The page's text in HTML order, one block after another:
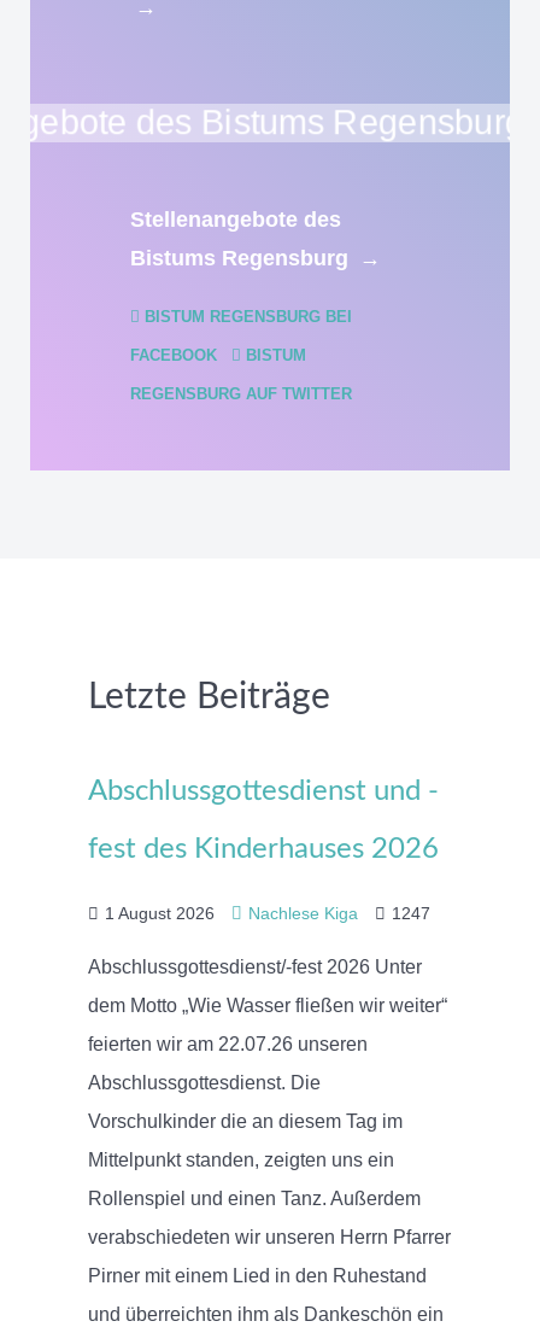
→
Stellenangebote des
Bistums Regensburg
→
BISTUM REGENSBURG BEI
FACEBOOK BISTUM
REGENSBURG AUF TWITTER
Letzte Beiträge
Abschlussgottesdienst und -
fest des Kinderhauses 2026
1 August 2026 Nachlese Kiga 1247
Abschlussgottesdienst/-fest 2026 Unter
dem Motto „Wie Wasser fließen wir weiter“
feierten wir am 22.07.26 unseren
Abschlussgottesdienst. Die
Vorschulkinder die an diesem Tag im
Mittelpunkt standen, zeigten uns ein
Rollenspiel und einen Tanz. Außerdem
verabschiedeten wir unseren Herrn Pfarrer
Pirner mit einem Lied in den Ruhestand
und überreichten ihm als Dankeschön ein